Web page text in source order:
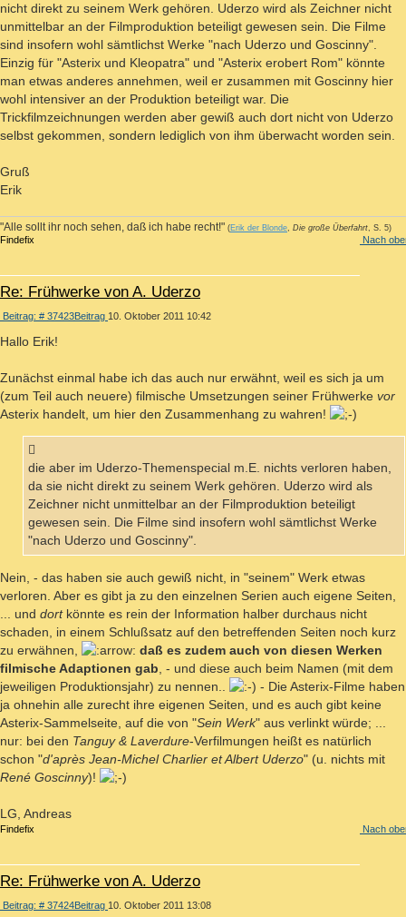
nicht direkt zu seinem Werk gehören. Uderzo wird als Zeichner nicht
unmittelbar an der Filmproduktion beteiligt gewesen sein. Die Filme
sind insofern wohl sämtlichst Werke "nach Uderzo und Goscinny".
Einzig für "Asterix und Kleopatra" und "Asterix erobert Rom" könnte
man etwas anderes annehmen, weil er zusammen mit Goscinny hier
wohl intensiver an der Produktion beteiligt war. Die
Trickfilmzeichnungen werden aber gewiß auch dort nicht von Uderzo
selbst gekommen, sondern lediglich von ihm überwacht worden sein.
Gruß
Erik
"Alle sollt ihr noch sehen, daß ich habe recht!" (Erik der Blonde Die große Überfahrt , S. 5)
Nach
Findefix
Re: Frühwerke von A. Uderzo
Beitrag: # 37423Beitrag 10. Oktober 2011 10:42
Hallo Erik!
Zunächst einmal habe ich das auch nur erwähnt, weil es sich ja um
(zum Teil auch neuere) filmische Umsetzungen seiner Frühwerke vor
Asterix handelt, um hier den Zusammenhang zu wahren!
die aber im Uderzo-Themenspecial m.E. nichts verloren haben,
da sie nicht direkt zu seinem Werk gehören. Uderzo wird als
Zeichner nicht unmittelbar an der Filmproduktion beteiligt
gewesen sein. Die Filme sind insofern wohl sämtlichst Werke
"nach Uderzo und Goscinny".
Nein, - das haben sie auch gewiß nicht, in "seinem" Werk etwas
verloren. Aber es gibt ja zu den einzelnen Serien auch eigene Seiten,
... und dortkönnte es rein der Information halber durchaus nicht
schaden, in einem Schlußsatz auf den betreffenden Seiten noch kurz
zu erwähnen,
daß es zudem auch von diesen Werken
filmische Adaptionen gab , - und diese auch beim Namen (mit dem
jeweiligen Produktionsjahr) zu nennen..
- Die Asterix-Filme haben
ja ohnehin alle zurecht ihre eigenen Seiten, und es auch gibt keine
Asterix-Sammelseite, auf die von "Sein Werk" aus verlinkt würde; ...
nur: bei den Tanguy & Laverdure-Verfilmungen heißt es natürlich
schon "d'après Jean-Michel Charlier et Albert Uderzo" (u. nichts mit
René Goscinny)!
LG, Andreas
Nach
Findefix
Re: Frühwerke von A. Uderzo
Beitrag: # 37424Beitrag 10. Oktober 2011 13:08